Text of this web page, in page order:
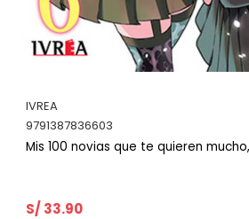
IVREA
9791387836603
Mis 100 novias que te quieren
S/ 33.90